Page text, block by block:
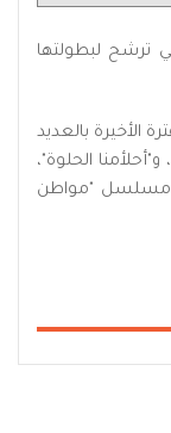
ترشح لبطولتها
الأخيرة بالعديد
الحلوة"،
مسلسل "مواطن